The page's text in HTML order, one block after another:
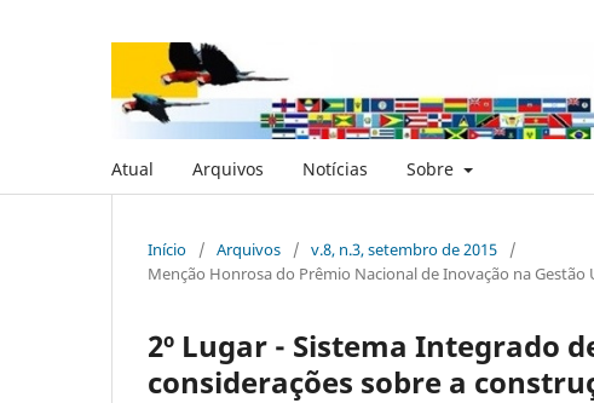
Atual Arquivos Notícias Sobre
Início / Arquivos / v.8, n.3, setembro de 2015
/
Menção Honrosa do Prêmio Nacional de Inovação na
2º Lugar - Sistema Integrado
considerações sobre a